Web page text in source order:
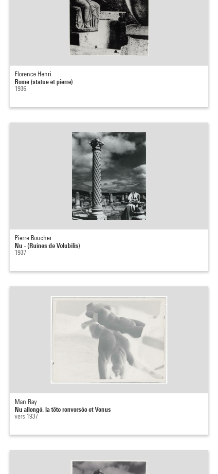
Florence Henri
Rome (statue et pierre)
1936
Pierre Boucher
Nu - (Ruines de Volubilis)
1937
Man Ray
Nu allongé, la tête renversée et Venus
vers 1937